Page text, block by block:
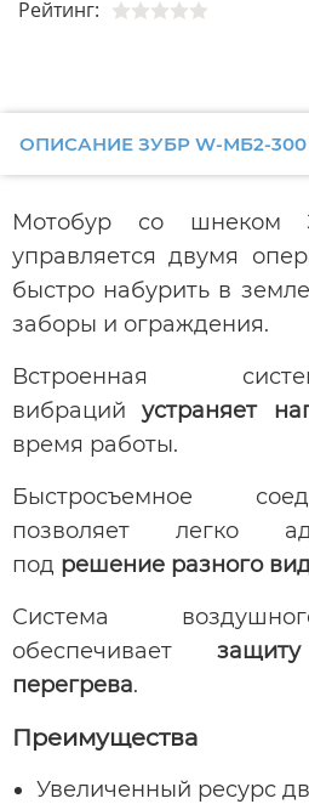
Рейтинг:
ОПИСАНИЕ ЗУБР W-МБ2-300
Мотобур со шнеком
управляется двумя
быстро набурить в
заборы и ограждения.
Встроенная
вибрацийустраняет
время работы.
Быстросъемное
позволяет легко
под решение разного
Система
обеспечивает
перегрева.
Преимущества
Увеличенный ресурс